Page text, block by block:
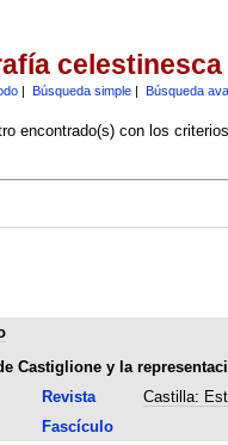
celestinesca
| Búsqueda simple| Búsqueda
encontrado(s) con los
Castiglione y la
Revista
Castilla:
Fascículo